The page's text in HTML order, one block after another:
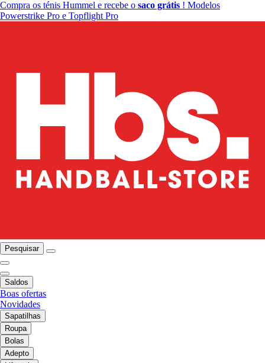
Compra os ténis Hummel e recebe o saco grátis ! Modelos
Powerstrike Pro e Topflight Pro
Pesquisar
Saldos
Boas ofertas
Novidades
Sapatilhas
Roupa
Bolas
Adepto